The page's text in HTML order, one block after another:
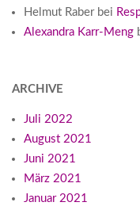
Helmut Raberbei
Alexandra Karr-Meng
ARCHIVE
Juli 2022
August 2021
Juni 2021
März 2021
Januar 2021